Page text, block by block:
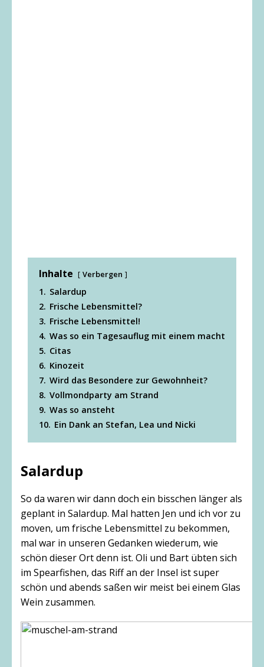
Inhalte Verbergen
1. Salardup
2. Frische Lebensmittel?
3. Frische Lebensmittel!
4. Was so ein Tagesauflug mit einem macht
5. Citas
6. Kinozeit
7. Wird das Besondere zur Gewohnheit?
8. Vollmondparty am Strand
9. Was so ansteht
10. Ein Dank an Stefan, Lea und Nicki
Salardup
So da waren wir dann doch ein bisschen länger als
geplant in Salardup. Mal hatten Jen und ich vor zu
moven, um frische Lebensmittel zu bekommen,
mal war in unseren Gedanken wiederum, wie
schön dieser Ort denn ist. Oli und Bart übten sich
im Spearfishen, das Riff an der Insel ist super
schön und abends saßen wir meist bei einem Glas
Wein zusammen.